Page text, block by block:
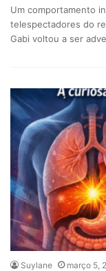
Um comportamento
telespectadores do
Gabi voltou a ser
Suylane março 5,